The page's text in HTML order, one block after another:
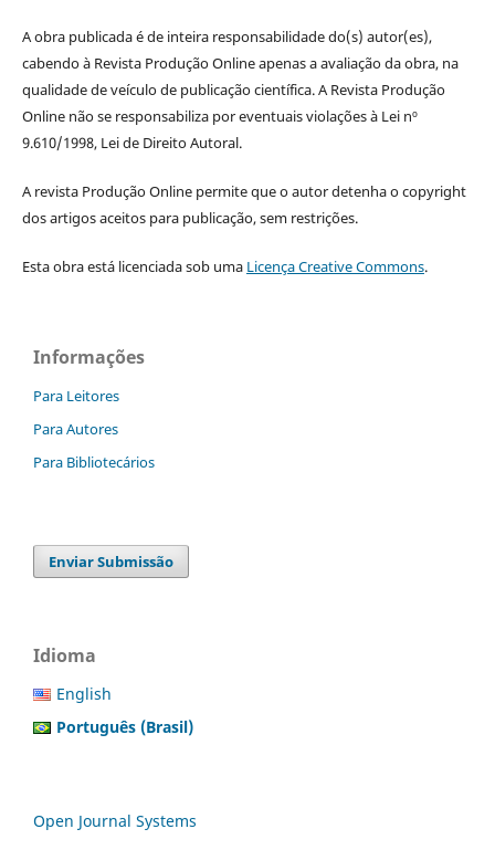
A obra publicada é de inteira responsabilidade do(s) autor(es),
cabendo à Revista Produção Online apenas a avaliação da obra, na
qualidade de veículo de publicação científica. A Revista Produção
Online não se responsabiliza por eventuais violações à Lei nº
9.610/1998, Lei de Direito Autoral.
A revista Produção Online permite que o autor detenha o copyright
dos artigos aceitos para publicação, sem restrições.
Esta obra está licenciada sob uma Licença Creative Commons.
Informações
Para Leitores
Para Autores
Para Bibliotecários
Enviar Submissão
Idioma
English
Português (Brasil)
Open Journal Systems